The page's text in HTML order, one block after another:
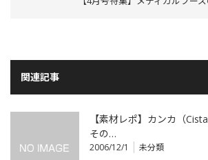
関連記事
【素材レポ】カンカ（
その…
2006/12/1 未分類